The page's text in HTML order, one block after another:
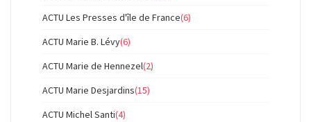
ACTU Les Presses d'île de France(6)
ACTU Marie B. Lévy(6)
ACTU Marie de Hennezel(2)
ACTU Marie Desjardins(15)
ACTU Michel Santi(4)